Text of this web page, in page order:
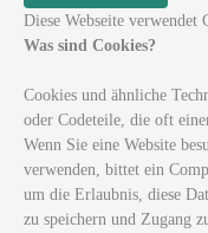
Diese Webseite verwendet
Was sind Cookies?
Cookies und ähnliche
oder Codeteile, die oft
Wenn Sie eine Website
verwenden, bittet ein
um die Erlaubnis, diese
zu speichern und Zugang